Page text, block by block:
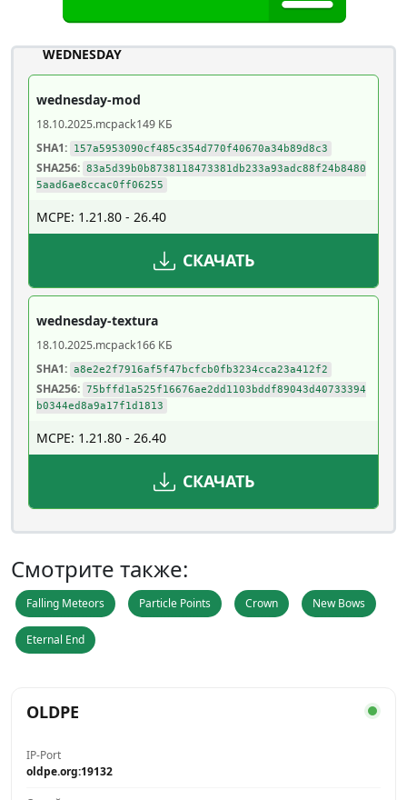
WEDNESDAY
wednesday-mod
18.10.2025.mcpack149 КБ
SHA1:
157a5953090cf485c354d770f40670a34b89d8c3
SHA256: 83a5d39b0b8738118473381db233a93adc88f24b8480
5aad6ae8ccac0ff06255
MCPE: 1.21.80 - 26.40
СКАЧАТЬ
wednesday-textura
18.10.2025.mcpack166 КБ
SHA1: a8e2e2f7916af5f47bcfcb0fb3234cca23a412f2
SHA256: 75bffd1a525f16676ae2dd1103bddf89043d40733394
b0344ed8a9a17f1d1813
MCPE: 1.21.80 - 26.40
СКАЧАТЬ
Смотрите также:
Falling Meteors Particle Points Crown New Bows
Eternal End
OLDPE
IP-Port
oldpe.org:19132